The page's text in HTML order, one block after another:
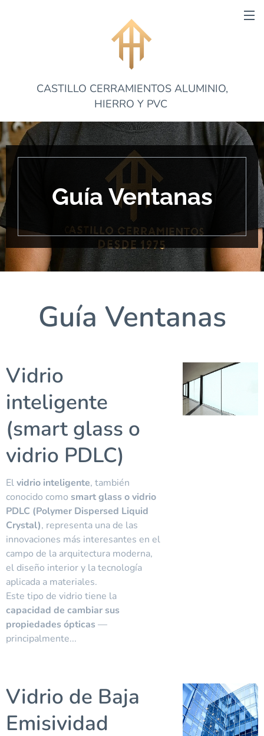
CASTILLO CERRAMIENTOS ALUMINIO,
HIERRO Y PVC
Guía Ventanas
Guía Ventanas
Vidrio
inteligente
(smart glass o
vidrio PDLC)
Elvidrio inteligente, también
conocido como smart glass o vidrio
PDLC (Polymer Dispersed Liquid
Crystal), representa una de las
innovaciones más interesantes en el
campo de la arquitectura moderna,
el diseño interior y la tecnología
aplicada a materiales.
Este tipo de vidrio tiene la
capacidad de cambiar sus
propiedades ópticas —
principalmente...
Vidrio de Baja
Emisividad